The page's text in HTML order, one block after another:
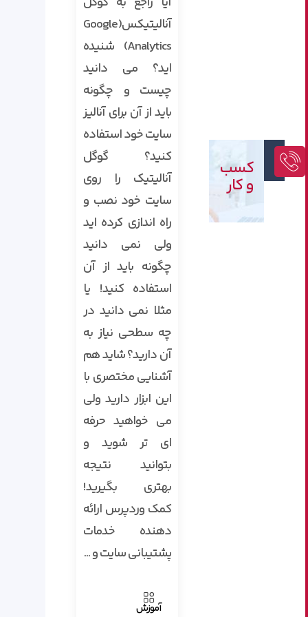
کسب
و کار
آنالیتیکس(Google
Analytics) شنیده
اید؟ می دانید
چیست و چگونه
باید از آن برای آنالیز
سایت خود استفاده
کنید؟ گوگل
آنالیتیک را روی
سایت خود نصب و
راه اندازی کرده اید
ولی نمی دانید
چگونه باید از آن
استفاده کنید! یا
مثلا نمی دانید در
چه سطحی نیاز به
آن دارید؟ شاید هم
آشنایی مختصری با
این ابزار دارید ولی
می خواهید حرفه
ای تر شوید و
بتوانید نتیجه
بهتری بگیرید!
کمک وردپرس ارائه
دهنده خدمات
پشتیبانی سایت و ...
آموزش